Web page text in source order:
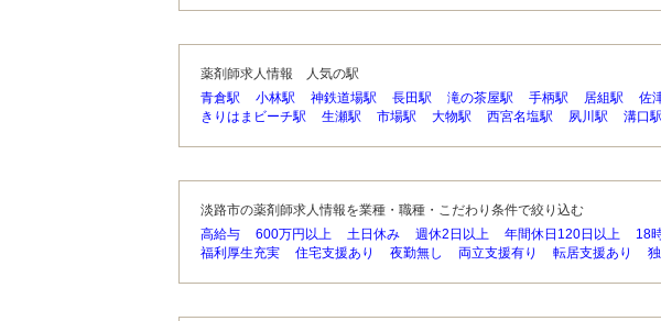
薬剤師求人情報 人気の駅
青倉駅
小林駅 神鉄道場駅 長田駅 滝の茶屋駅 手柄駅 居組駅 佐
きりはまビーチ駅
生瀬駅 市場駅 大物駅 西宮名塩駅 夙川駅 溝口駅
淡路市の薬剤師求人情報を業種・職種・こだわり条件で絞り込む
高給与
600万円以上 土日休み 週休2日以上 年間休日120日以上 18
福利厚生充実
住宅支援あり 夜勤無し 両立支援有り 転居支援あり